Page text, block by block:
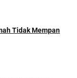
Tidak Mempan